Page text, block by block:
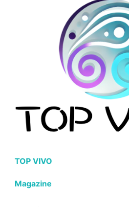
TOP VIVO
Magazine